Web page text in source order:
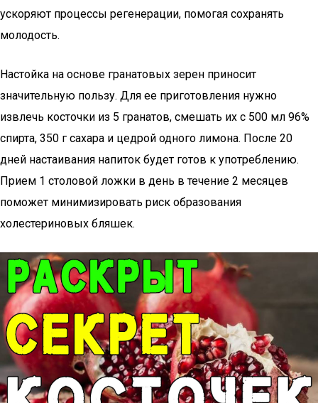
ускоряют процессы регенерации, помогая сохранять
молодость.
Настойка на основе гранатовых зерен приносит
значительную пользу. Для ее приготовления нужно
извлечь косточки из 5 гранатов, смешать их с 500 мл 96%
спирта, 350 г сахара и цедрой одного лимона. После 20
дней настаивания напиток будет готов к употреблению.
Прием 1 столовой ложки в день в течение 2 месяцев
поможет минимизировать риск образования
холестериновых бляшек.